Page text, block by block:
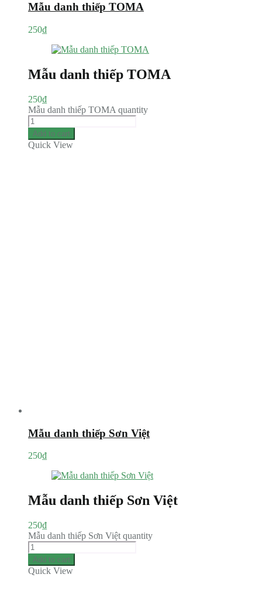
Mẫu danh thiếp TOMA
250₫
Mẫu danh thiếp TOMA
250₫
Mẫu danh thiếp TOMA quantity
Add to cart
Quick View
Mẫu danh thiếp Sơn Việt
250₫
Mẫu danh thiếp Sơn Việt
250₫
Mẫu danh thiếp Sơn Việt quantity
Add to cart
Quick View